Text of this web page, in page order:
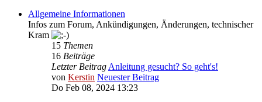
Allgemeine Informationen
Infos zum Forum, Ankündigungen, Änderungen, technischer
Kram
15 Themen
16 Beiträge
Letzter BeitragAnleitung gesucht? So geht's!
von Kerstin Neuester Beitrag
Do Feb 08, 2024 13:23